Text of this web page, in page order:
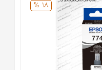
18 %